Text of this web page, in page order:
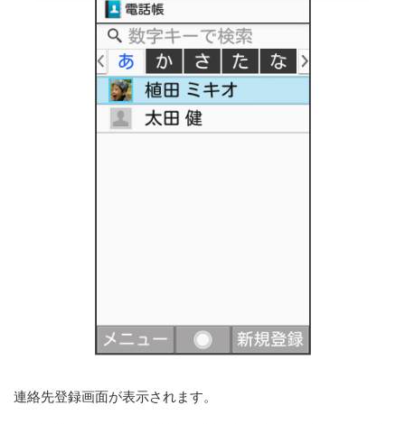
連絡先登録画面が表示されます。